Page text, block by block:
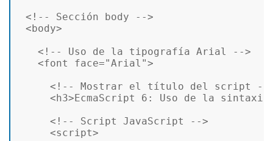
<!-- Sección body -->
<body>
<!-- Uso de la tipografía Arial -->
<font face="Arial">
<!-- Mostrar el título del script --
<h3>EcmaScript 6: Uso de la
<!-- Script JavaScript -->
<script>